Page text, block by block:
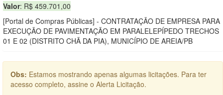
Valor: R$ 459.701,00
[Portal de Compras Públicas] - CONTRATAÇÃO DE EMPRESA PARA
EXECUÇÃO DE PAVIMENTAÇÃO EM PARALELEPÍPEDO TRECHOS
01 E 02 (DISTRITO CHÃ DA PIA), MUNICÍPIO DE AREIA/PB
Obs: Estamos mostrando apenas algumas licitações. Para ter
acesso completo, assine o Alerta Licitação.